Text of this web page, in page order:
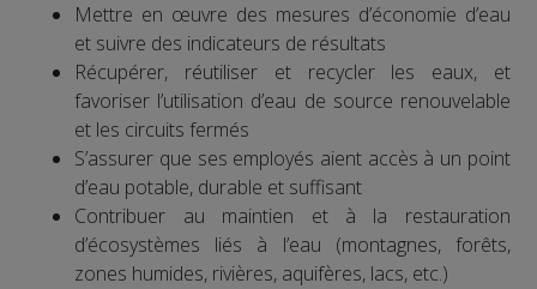
Mettre en œuvre des mesures d’économie d’eau
et suivre des indicateurs de résultats
Récupérer, réutiliser et recycler les eaux, et
favoriser l’utilisation d’eau de source renouvelable
et les circuits fermés
S’assurer que ses employés aient accès à un point
d’eau potable, durable et suffisant
Contribuer au maintien et à la restauration
d’écosystèmes liés à l’eau (montagnes, forêts,
zones humides, rivières, aquifères, lacs, etc.)